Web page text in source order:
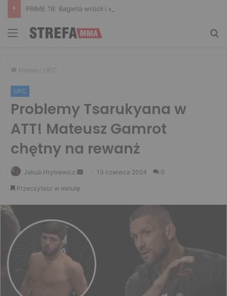
Menu
Home / UFC
UFC
Problemy Tsarukyana w
ATT! Mateusz Gamrot
chętny na rewanż
Jakub Hryniewicz
Send 13 czerwca 2024 0
Przeczytasz w minutę